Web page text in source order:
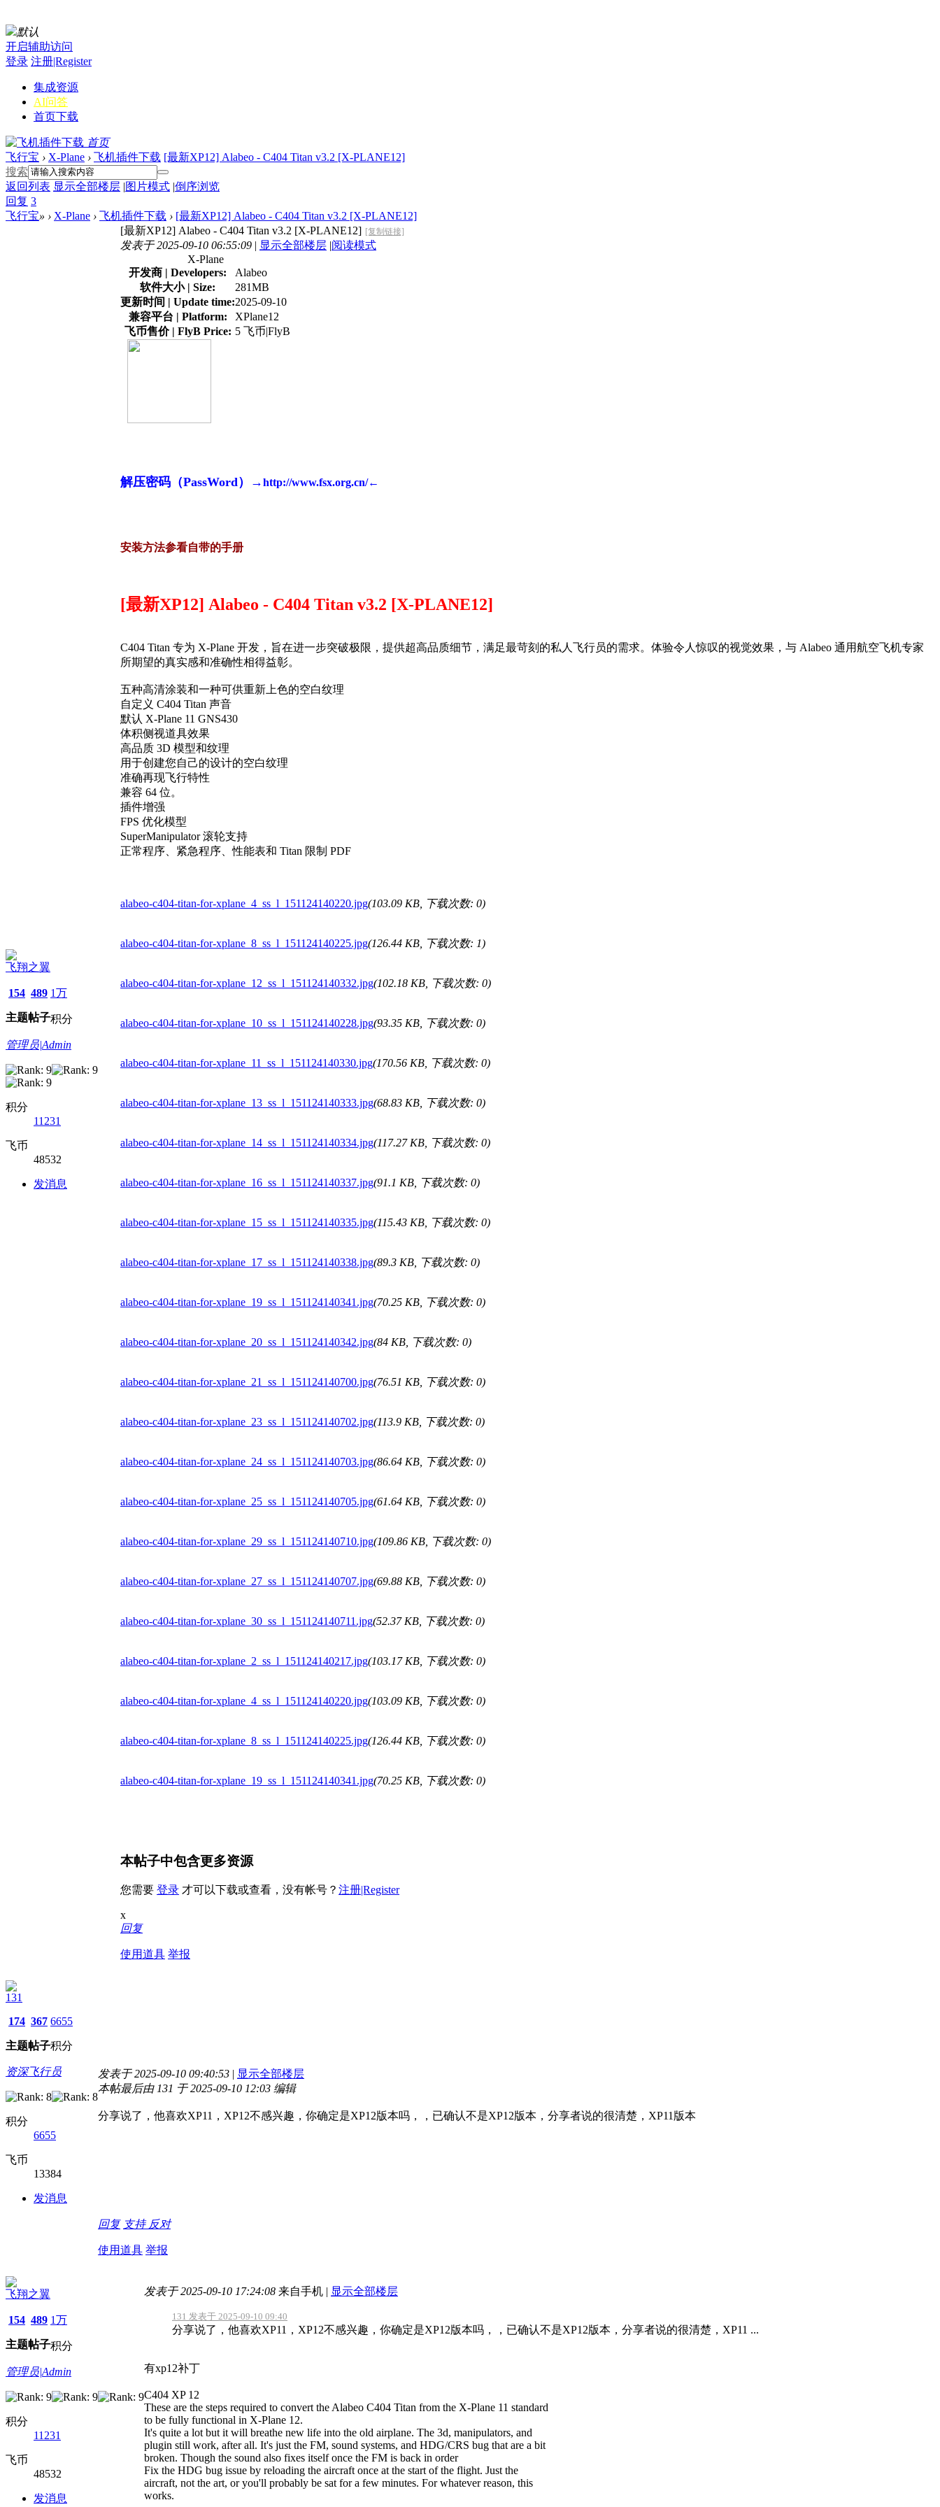
默认
开启辅助访问
登录 注册|Register
集成资源
AI问答
首页下载
首页
飞行宝 › X-Plane › 飞机插件下载 [最新XP12] Alabeo - C404 Titan v3.2 [X-PLANE12]
搜索
返回列表 显示全部楼层 |图片模式 |倒序浏览
回复 3
飞行宝» › X-Plane › 飞机插件下载 › [最新XP12] Alabeo - C404 Titan v3.2 [X-PLANE12]
飞翔之翼
154
主题
489
帖子
1万
积分
管理员|Admin
积分
11231
飞币
48532
发消息
[最新XP12] Alabeo - C404 Titan v3.2 [X-PLANE12] [复制链接]
发表于 2025-09-10 06:55:09 | 显示全部楼层 |阅读模式
X-Plane
开发商 | Developers:
Alabeo
软件大小 | Size:
281MB
更新时间 | Update time:2025-09-10
兼容平台 | Platform:
XPlane12
飞币售价 | FlyB Price: 5 飞币|FlyB
解压密码（PassWord）→http://www.fsx.org.cn/←
安装方法参看自带的手册
[最新XP12] Alabeo - C404 Titan v3.2 [X-PLANE12]
C404 Titan 专为 X-Plane 开发，旨在进一步突破极限，提供超高品质细节，满足最苛刻的私人飞行员的需求。体验令人惊叹的视觉效果，与 Alabeo 通用航空飞机专家
所期望的真实感和准确性相得益彰。
五种高清涂装和一种可供重新上色的空白纹理
自定义 C404 Titan 声音
默认 X-Plane 11 GNS430
体积侧视道具效果
高品质 3D 模型和纹理
用于创建您自己的设计的空白纹理
准确再现飞行特性
兼容 64 位。
插件增强
FPS 优化模型
SuperManipulator 滚轮支持
正常程序、紧急程序、性能表和 Titan 限制 PDF
alabeo-c404-titan-for-xplane_4_ss_l_151124140220.jpg(103.09 KB, 下载次数: 0)
alabeo-c404-titan-for-xplane_8_ss_l_151124140225.jpg(126.44 KB, 下载次数: 1)
alabeo-c404-titan-for-xplane_12_ss_l_151124140332.jpg(102.18 KB, 下载次数: 0)
alabeo-c404-titan-for-xplane_10_ss_l_151124140228.jpg(93.35 KB, 下载次数: 0)
alabeo-c404-titan-for-xplane_11_ss_l_151124140330.jpg(170.56 KB, 下载次数: 0)
alabeo-c404-titan-for-xplane_13_ss_l_151124140333.jpg(68.83 KB, 下载次数: 0)
alabeo-c404-titan-for-xplane_14_ss_l_151124140334.jpg(117.27 KB, 下载次数: 0)
alabeo-c404-titan-for-xplane_16_ss_l_151124140337.jpg(91.1 KB, 下载次数: 0)
alabeo-c404-titan-for-xplane_15_ss_l_151124140335.jpg(115.43 KB, 下载次数: 0)
alabeo-c404-titan-for-xplane_17_ss_l_151124140338.jpg(89.3 KB, 下载次数: 0)
alabeo-c404-titan-for-xplane_19_ss_l_151124140341.jpg(70.25 KB, 下载次数: 0)
alabeo-c404-titan-for-xplane_20_ss_l_151124140342.jpg(84 KB, 下载次数: 0)
alabeo-c404-titan-for-xplane_21_ss_l_151124140700.jpg(76.51 KB, 下载次数: 0)
alabeo-c404-titan-for-xplane_23_ss_l_151124140702.jpg(113.9 KB, 下载次数: 0)
alabeo-c404-titan-for-xplane_24_ss_l_151124140703.jpg(86.64 KB, 下载次数: 0)
alabeo-c404-titan-for-xplane_25_ss_l_151124140705.jpg(61.64 KB, 下载次数: 0)
alabeo-c404-titan-for-xplane_29_ss_l_151124140710.jpg(109.86 KB, 下载次数: 0)
alabeo-c404-titan-for-xplane_27_ss_l_151124140707.jpg(69.88 KB, 下载次数: 0)
alabeo-c404-titan-for-xplane_30_ss_l_151124140711.jpg(52.37 KB, 下载次数: 0)
alabeo-c404-titan-for-xplane_2_ss_l_151124140217.jpg(103.17 KB, 下载次数: 0)
alabeo-c404-titan-for-xplane_4_ss_l_151124140220.jpg(103.09 KB, 下载次数: 0)
alabeo-c404-titan-for-xplane_8_ss_l_151124140225.jpg(126.44 KB, 下载次数: 0)
alabeo-c404-titan-for-xplane_19_ss_l_151124140341.jpg(70.25 KB, 下载次数: 0)
本帖子中包含更多资源
您需要 登录 才可以下载或查看，没有帐号？ 注册|Register
x
回复
使用道具 举报
131
174
主题
367
帖子
6655
积分
资深飞行员
积分
6655
飞币
13384
发消息
发表于 2025-09-10 09:40:53 | 显示全部楼层
本帖最后由 131 于 2025-09-10 12:03 编辑
分享说了，他喜欢XP11，XP12不感兴趣，你确定是XP12版本吗，，已确认不是XP12版本，分享者说的很清楚，XP11版本
回复 支持 反对
使用道具 举报
飞翔之翼
154
主题
489
帖子
1万
积分
管理员|Admin
积分
11231
飞币
48532
发消息
发表于 2025-09-10 17:24:08 来自手机 | 显示全部楼层
131 发表于 2025-09-10 09:40
分享说了，他喜欢XP11，XP12不感兴趣，你确定是XP12版本吗，，已确认不是XP12版本，分享者说的很清楚，XP11 ...
有xp12补丁
C404 XP 12
These are the steps required to convert the Alabeo C404 Titan from the X-Plane 11 standard
to be fully functional in X-Plane 12.
It's quite a lot but it will breathe new life into the old airplane. The 3d, manipulators, and
plugin still work, after all. It's just the FM, sound systems, and HDG/CRS bug that are a bit
broken. Though the sound also fixes itself once the FM is back in order
Fix the HDG bug issue by reloading the aircraft once at the start of the flight. Just the
aircraft, not the art, or you'll probably be sat for a few minutes. For whatever reason, this
works.